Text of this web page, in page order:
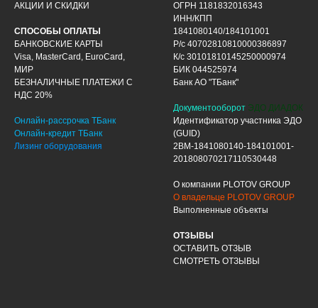
АКЦИИ И СКИДКИ
СПОСОБЫ ОПЛАТЫ
БАНКОВСКИЕ КАРТЫ
Visa, MasterCard, EuroCard,
МИР
БЕЗНАЛИЧНЫЕ ПЛАТЕЖИ С
НДС 20%
Онлайн-рассрочка ТБанк
Онлайн-кредит ТБанк
Лизинг оборудования
ОГРН 1181832016343
ИНН/КПП
1841080140/184101001
Р/с 40702810810000386897
К/с 30101810145250000974
БИК 044525974
Банк АО "ТБанк"
Документооборот ЭДО ДИАДОК
Идентификатор участника ЭДО
(GUID)
2BM-1841080140-184101001-
201808070217110530448
О компании PLOTOV GROUP
О владельце PLOTOV GROUP
Выполненные объекты
ОТЗЫВЫ
ОСТАВИТЬ ОТЗЫВ
СМОТРЕТЬ ОТЗЫВЫ